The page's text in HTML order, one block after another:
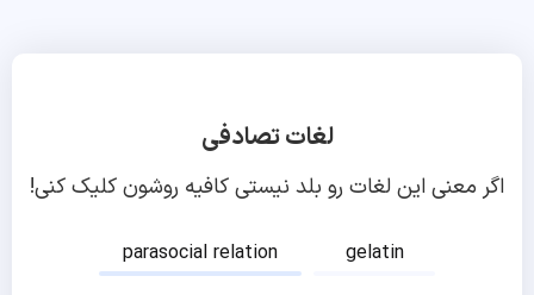
لغات تصادفی
اگر معنی این لغات رو بلد نیستی کافیه روشون کلیک کنی!
parasocial relation
gelatin